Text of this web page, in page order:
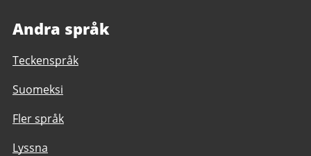
Andra språk
Teckenspråk
Suomeksi
Fler språk
Lyssna